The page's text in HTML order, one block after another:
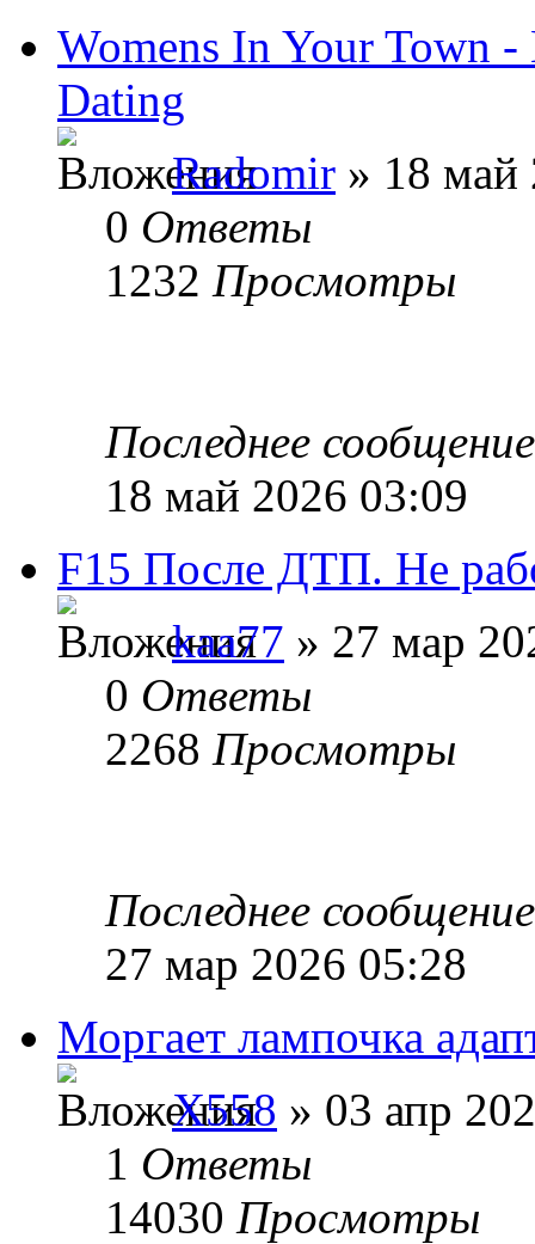
Womens In Your Town
Dating
Radomir » 18 май
0 Ответы
1232 Просмотры
Последнее
18 май 2026 03:09
F15 После ДТП. Не
kaa77 » 27 мар
0 Ответы
2268 Просмотры
Последнее
27 мар 2026 05:28
Моргает лампочка
X558 » 03 апр
1 Ответы
14030 Просмотры